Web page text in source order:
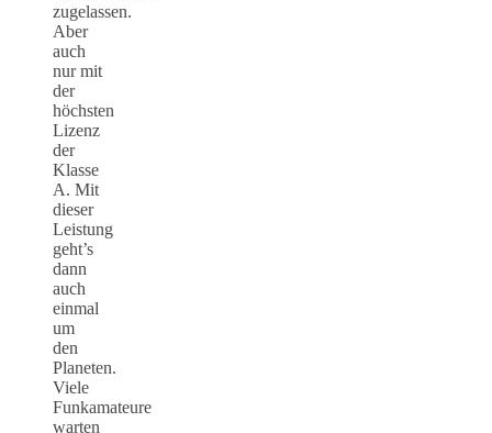
zugelassen.
Aber
auch
nur mit
der
höchsten
Lizenz
der
Klasse
A. Mit
dieser
Leistung
geht’s
dann
auch
einmal
um
den
Planeten.
Viele
Funkamateure
warten